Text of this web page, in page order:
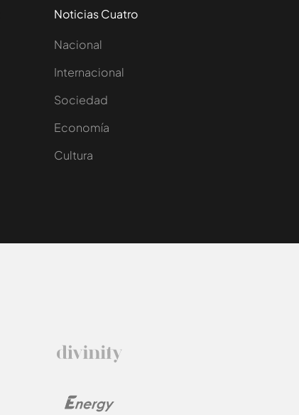
Noticias Cuatro
Nacional
Internacional
Sociedad
Economía
Cultura